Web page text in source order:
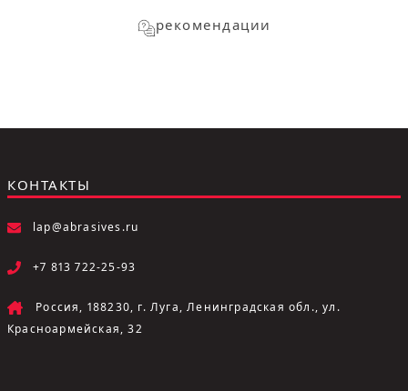
рекомендации
КОНТАКТЫ
lap@abrasives.ru
+7 813 722-25-93
Россия, 188230, г. Луга, Ленинградская обл., ул.
Красноармейская, 32